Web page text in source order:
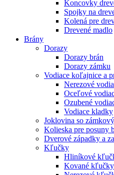
Koncovky
Spojky na
Kolená pre
Drevené madlo
Brány
Dorazy
Dorazy brán
Dorazy zámku
Vodiace koľajnice a
Nerezové
Oceľové
Ozubené
Vodiace kladky
Joklovina so
Kolieska pre posuny
Dverové západky a
Kľučky
Hliníkové
Kované kľučky